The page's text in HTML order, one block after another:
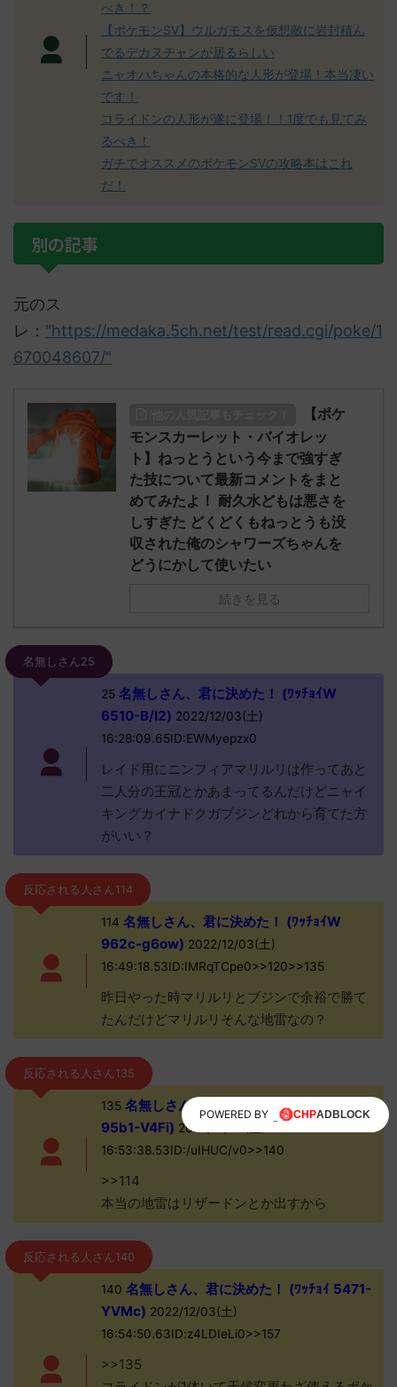
べき！？
【ポケモンSV】ウルガモスを仮想敵に岩封積ん
でるデカヌチャンが居るらしい
ニャオハちゃんの本格的な人形が登場！本当凄い
です！
コライドンの人形が遂に登場！！1度でも見てみ
るべき！
ガチでオススメのポケモンSVの攻略本はこれ
だ！
別の記事
元のス
レ： "https://medaka.5ch.net/test/read.cgi/poke/1
670048607/"
【ポケ
モンスカーレット・バイオレッ
ト】ねっとうという今まで強すぎ
た技について最新コメントをまと
めてみたよ！ 耐久水どもは悪さを
しすぎた どくどくもねっとうも没
収された俺のシャワーズちゃんを
どうにかして使いたい
続きを見る
名無しさん25
25名無しさん、君に決めた！ (ﾜｯﾁｮｲW
6510-B/l2) 2022/12/03(土)
16:28:09.65ID:EWMyepzx0
レイド用にニンフィアマリルリは作ってあと
二人分の王冠とかあまってるんだけどニャイ
キングカイナドクガブジンどれから育てた方
がいい？
反応される人さん114
114 名無しさん、君に決めた！ (ﾜｯﾁｮｲW
962c-g6ow) 2022/12/03(土)
16:49:18.53ID:IMRqTCpe0>>120>>135
昨日やった時マリルリとブジンで余裕で勝て
たんだけどマリルリそんな地雷なの？
反応される人さん135
135名無しさん、君に決めた！ (ﾜｯﾁｮｲW
95b1-V4Fi) 2022/12/03(土)
16:53:38.53ID:/uIHUC/v0>>140
>>114
本当の地雷はリザードンとか出すから
反応される人さん140
140 名無しさん、君に決めた！ (ﾜｯﾁｮｲ 5471-
YVMc) 2022/12/03(土)
16:54:50.63ID:z4LDIeLi0>>157
>>135
POWERED BY